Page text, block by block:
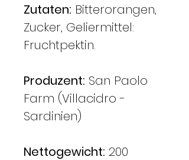
Zutaten: Bitterorangen,
Zucker, Geliermittel:
Fruchtpektin.
Produzent: San Paolo
Farm (Villacidro -
Sardinien)
Nettogewicht: 200